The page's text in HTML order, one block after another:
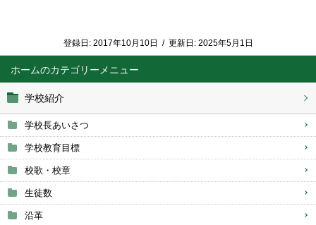
ホーム
学校紹介
学校長あいさつ
学校教育目標
校歌・校章
生徒数
沿革
登録日: 2017年10月10日 / 更新日: 2025年5月1日